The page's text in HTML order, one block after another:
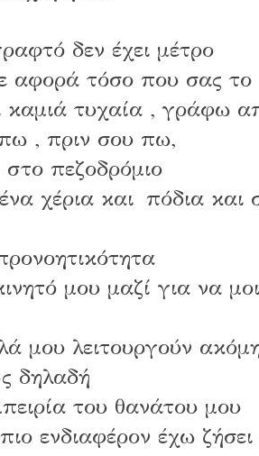
δεν έχει μέτρο
αφορά τόσο που σας
καμιά τυχαία , γράφω
, πριν σου πω,
πεζοδρόμιο
χέρια και πόδια
μου μαζί για να
μου λειτουργούν
δηλαδή
του θανάτου μου
πιο ενδιαφέρον έχω